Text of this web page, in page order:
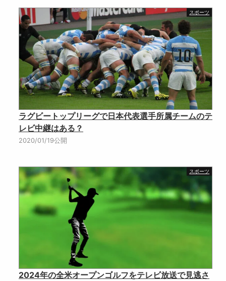
スポーツ
ラグビートップリーグで日本代表選手所属チームのテ
レビ中継はある？
2020/01/19公開
スポーツ
2024年の全米オープンゴルフをテレビ放送で見逃さ